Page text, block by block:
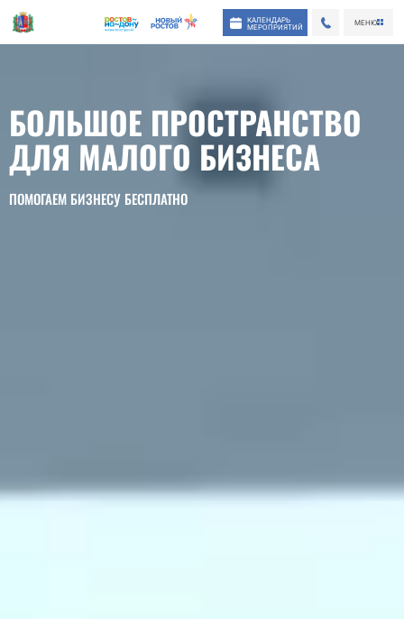
КАЛЕНДАРЬ
МЕРОПРИЯТИЙ
МЕНЮ
БОЛЬШОЕ ПРОСТРАНСТВО
ДЛЯ МАЛОГО БИЗНЕСА
ПОМОГАЕМ БИЗНЕСУ БЕСПЛАТНО